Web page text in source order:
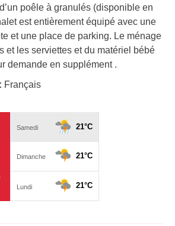
poêle à granulés (disponible en
est entièrement équipé avec une
et une place de parking. Le ménage
et les serviettes et du matériel bébé
demande en supplément .
Français